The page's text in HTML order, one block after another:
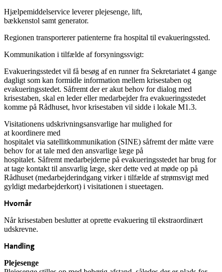
Hjælpemiddelservice leverer plejesenge, lift,
bækkenstol samt generator.
Regionen transporterer patienterne fra hospital til evakueringssted.
Kommunikation i tilfælde af forsyningssvigt:
Evakueringsstedet vil få besøg af en runnerfra Sekretariatet 4 gange
dagligt som kan formidle information mellem krisestaben og
evakueringsstedet. Såfremt der er akut behov fordialog med
krisestaben, skal en leder eller medarbejder fra evakueringsstedet
komme på Rådhuset, hvor krisestaben vil sidde i lokale M1.3.
Visitationens udskrivningsansvarlige har mulighed for
at koordinere med
hospitalet via satellitkommunikation (SINE) såfremt der måtte være
behov for at tale med den ansvarlige læge på
hospitalet. Såfremt medarbejderne på evakueringsstedet har brug for
at tage kontakt til ansvarlig læge, sker dette ved at møde op på
Rådhuset (medarbejderindgang virker i tilfælde af strømsvigt med
gyldigt medarbejderkort) i visitationen i stueetagen.
Hvornår
Når krisestaben beslutter at oprette evakuering til ekstraordinært
udskrevne.
Handling
Plejesenge